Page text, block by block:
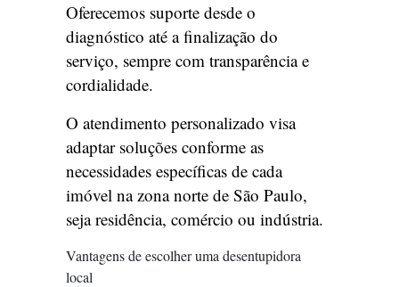
Oferecemos suporte desde o
diagnóstico até a finalização do
serviço, sempre com transparência e
cordialidade.
O atendimento personalizado visa
adaptar soluções conforme as
necessidades específicas de cada
imóvel na zona norte de São Paulo,
seja residência, comércio ou indústria.
Vantagens de escolher uma desentupidora
local